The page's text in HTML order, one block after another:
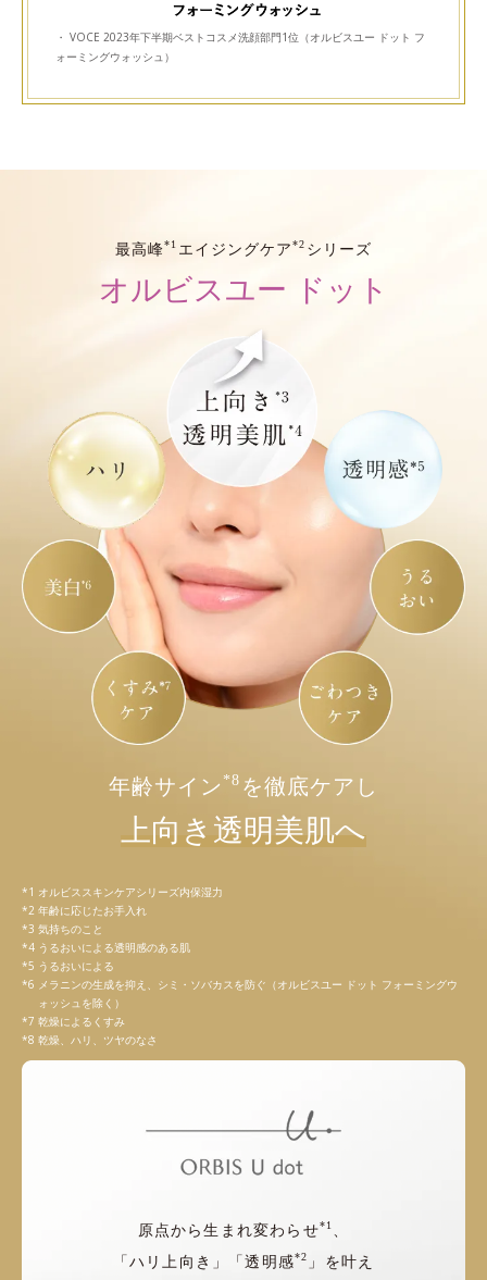
・ VOCE 2023年下半期ベストコスメ洗顔部門1位（オルビスユー ドット フ
ォーミングウォッシュ）
最高峰*1 エイジングケア*2 シリーズ
オルビスユー ドット
年齢サイン *8 を徹底ケアし
上向き透明美肌へ
オルビススキンケアシリーズ内保湿力
年齢に応じたお手入れ
気持ちのこと
うるおいによる透明感のある肌
うるおいによる
メラニンの生成を抑え、シミ・ソバカスを防ぐ（オルビスユー ドット フォーミングウ
ォッシュを除く）
乾燥によるくすみ
乾燥、ハリ、ツヤのなさ
原点から生まれ変わらせ*1
「ハリ上向き」「透明感*2 」を叶え